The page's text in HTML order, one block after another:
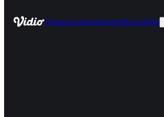
HomeLiveSportsSeriesMoviesKids